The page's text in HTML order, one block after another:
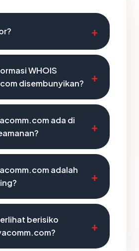
WHOIS
disembunyikan?
ada di
adalah
berisiko